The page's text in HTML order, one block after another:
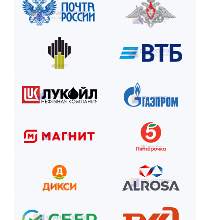
без переплат на срок до 6 месяцев. Оформим заявку за 15
Закажите лестницу или ограждение с удобной схемой
Рассчитаем стоимость, подберём вариант расчёта и начнём
Как оплатить? Пошаговая инструкция
Оставьте заявку на сайте или по телефону.
Получите смету и договор.
Внесите предоплату (если требуется).
Отслеживайте этапы производства и монтажа.
Оплатите остаток после приёмки —
и наслаждайтесь новой конструкцией!